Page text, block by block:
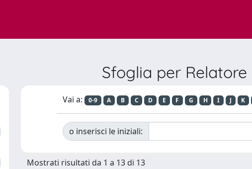
Sfoglia per Relatore
Vai a: 0-9 A B C D E F G H I J K
o inserisci le iniziali:
Mostrati risultati da 1 a 13 di 13